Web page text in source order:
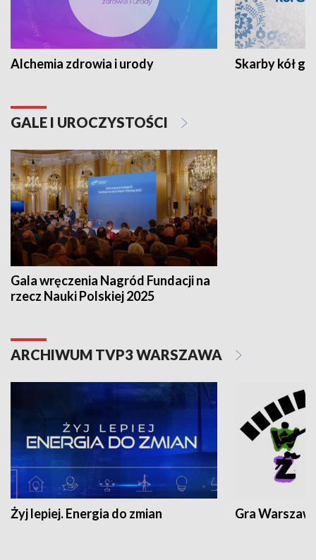
Alchemia zdrowia i urody Skarby kół
GALE I UROCZYSTOŚCI
Gala wręczenia Nagród Fundacji na
rzecz Nauki Polskiej 2025
ARCHIWUM TVP3 WARSZAWA
Żyj lepiej. Energia do zmian Gra